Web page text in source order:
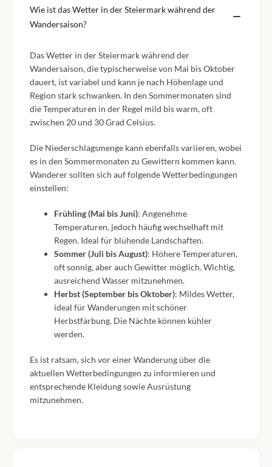
Wie ist das Wetter in der Steiermark während der
Wandersaison?
Das Wetter in der Steiermark während der
Wandersaison, die typischerweise von Mai bis Oktober
dauert, ist variabel und kann je nach Höhenlage und
Region stark schwanken. In den Sommermonaten sind
die Temperaturen in der Regel mild bis warm, oft
zwischen 20 und 30 Grad Celsius.
Die Niederschlagsmenge kann ebenfalls variieren, wobei
es in den Sommermonaten zu Gewittern kommen kann.
Wanderer sollten sich auf folgende Wetterbedingungen
einstellen:
Frühling (Mai bis Juni): Angenehme
Temperaturen, jedoch häufig wechselhaft mit
Regen. Ideal für blühende Landschaften.
Sommer (Juli bis August): Höhere Temperaturen,
oft sonnig, aber auch Gewitter möglich. Wichtig,
ausreichend Wasser mitzunehmen.
Herbst (September bis Oktober): Mildes Wetter,
ideal für Wanderungen mit schöner
Herbstfärbung. Die Nächte können kühler
werden.
Es ist ratsam, sich vor einer Wanderung über die
aktuellen Wetterbedingungen zu informieren und
entsprechende Kleidung sowie Ausrüstung
mitzunehmen.